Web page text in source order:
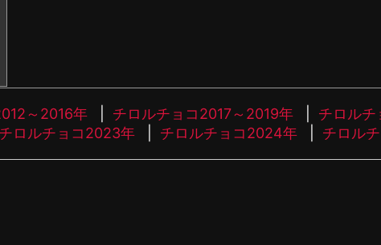
～2016年 チロルチョコ2017～2019年 チロル
チロルチョコ2023年
チロルチョコ2024年 チロル